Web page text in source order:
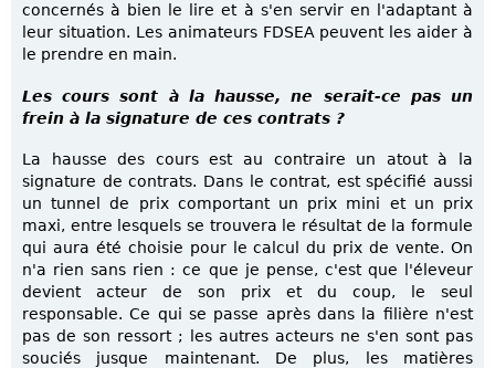
concernés à bien le lire et à s'en servir en l'adaptant à
leur situation. Les animateurs FDSEA peuvent les aider à
le prendre en main.
Les cours sont à la hausse, ne serait-ce pas un
frein à la signature de ces contrats ?
La hausse des cours est au contraire un atout à la
signature de contrats. Dans le contrat, est spécifié aussi
un tunnel de prix comportant un prix mini et un prix
maxi, entre lesquels se trouvera le résultat de la formule
qui aura été choisie pour le calcul du prix de vente. On
n'a rien sans rien : ce que je pense, c'est que l'éleveur
devient acteur de son prix et du coup, le seul
responsable. Ce qui se passe après dans la filière n'est
pas de son ressort ; les autres acteurs ne s'en sont pas
souciés jusque maintenant. De plus, les matières